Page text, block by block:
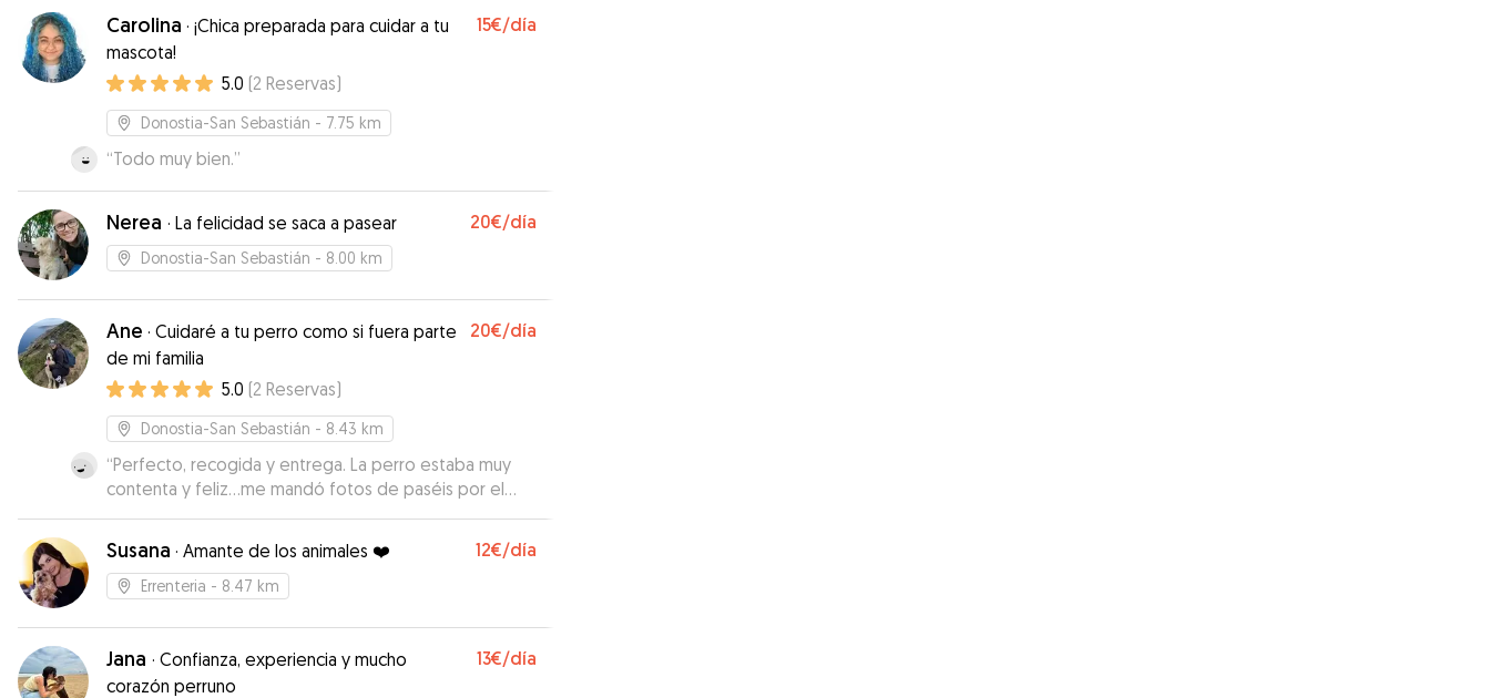
Sin duda volveré a contactar con ella en próximas
ocasiones. Gracias ! ”
Carolina · ¡Chica preparada para cuidar a tu
mascota!
15€/día
5.0 (2 Reservas)
Donostia-San Sebastián - 7.75 km
“Todo muy bien.”
Nerea · La felicidad se saca a pasear 20€/día
Donostia-San Sebastián - 8.00 km
Ane · Cuidaré a tu perro como si fuera parte
de mi familia
20€/día
5.0 (2 Reservas)
Donostia-San Sebastián - 8.43 km
“Perfecto, recogida y entrega. La perro estaba muy
contenta y feliz...me mandó fotos de paséis por el
campo. Todo genial”
Susana · Amante de los animales ❤️ 12€/día
Errenteria - 8.47 km
Jana · Confianza, experiencia y mucho
corazón perruno
13€/día